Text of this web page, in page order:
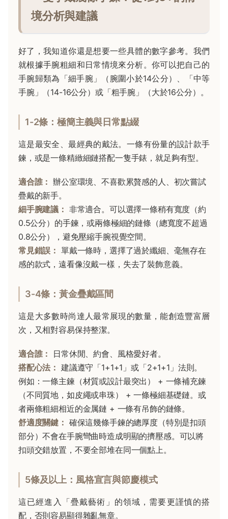
境分析與建議
好了，我知道你還是想要一些具體的數字參考。我們
就根據手腕粗細和日常情境來分析。你可以把自己的
手腕歸類為「細手腕」（腕圍小於14公分）、「中等
手腕」（14-16公分）或「粗手腕」（大於16公分）。
1-2條：極簡主義與日常點綴
這是最安全、最經典的戴法。一條有份量的設計款手
鍊，或是一條精緻細鏈搭配一隻手錶，就足夠有型。
適合誰： 辦公室環境、不喜歡累贅感的人、初次嘗試
疊戴的新手。
細手腕建議： 非常適合。可以選擇一條稍有寬度（約
0.5公分）的手鍊，或兩條極細的鏈條（總寬度不超過
0.8公分），避免壓縮手腕視覺空間。
常見錯誤： 單戴一條時，選擇了過於纖細、毫無存在
感的款式，遠看像沒戴一樣，失去了裝飾意義。
3-4條：黃金疊戴區間
這是大多數時尚達人最常展現的數量，能創造豐富層
次，又相對容易保持整潔。
適合誰：
日常休閒、約會、風格愛好者。
搭配心法： 建議遵守「1+1+1」或「2+1+1」法則。
例如：一條主鍊（材質或設計最突出） + 一條補充鍊
（不同質地，如皮繩或串珠） + 一條極細基礎鏈。或
者兩條粗細相近的金属鏈 + 一條有吊飾的鏈條。
舒適度關鍵： 確保這幾條手鍊的總厚度（特別是扣頭
部分）不會在手腕彎曲時造成明顯的擠壓感。可以將
扣頭交錯放置，不要全部堆在同一個點上。
5條及以上：風格宣言與節慶模式
這已經進入「疊戴藝術」的領域，需要更謹慎的搭
配，否則容易顯得雜亂無章。